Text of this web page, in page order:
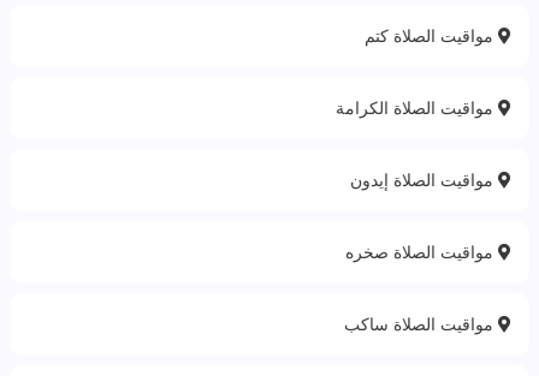
مواقيت الصلاة كتم
مواقيت الصلاة الكرامة
مواقيت الصلاة إيدون
مواقيت الصلاة صخره
مواقيت الصلاة ساكب